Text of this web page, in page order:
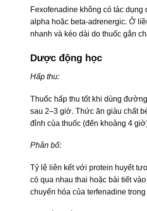
Fexofenadine không có tác
alpha hoặc beta-adrenergic. Ở
nhanh và kéo dài do thuốc gắn
Dược động học
Hấp thu:
Thuốc hấp thu tốt khi dùng
sau 2–3 giờ. Thức ăn giàu chất
đỉnh của thuốc (đến khoảng 4
Phân bố:
Tỷ lệ liên kết với protein huyết
có qua nhau thai hoặc bài tiết
chuyển hóa của terfenadine